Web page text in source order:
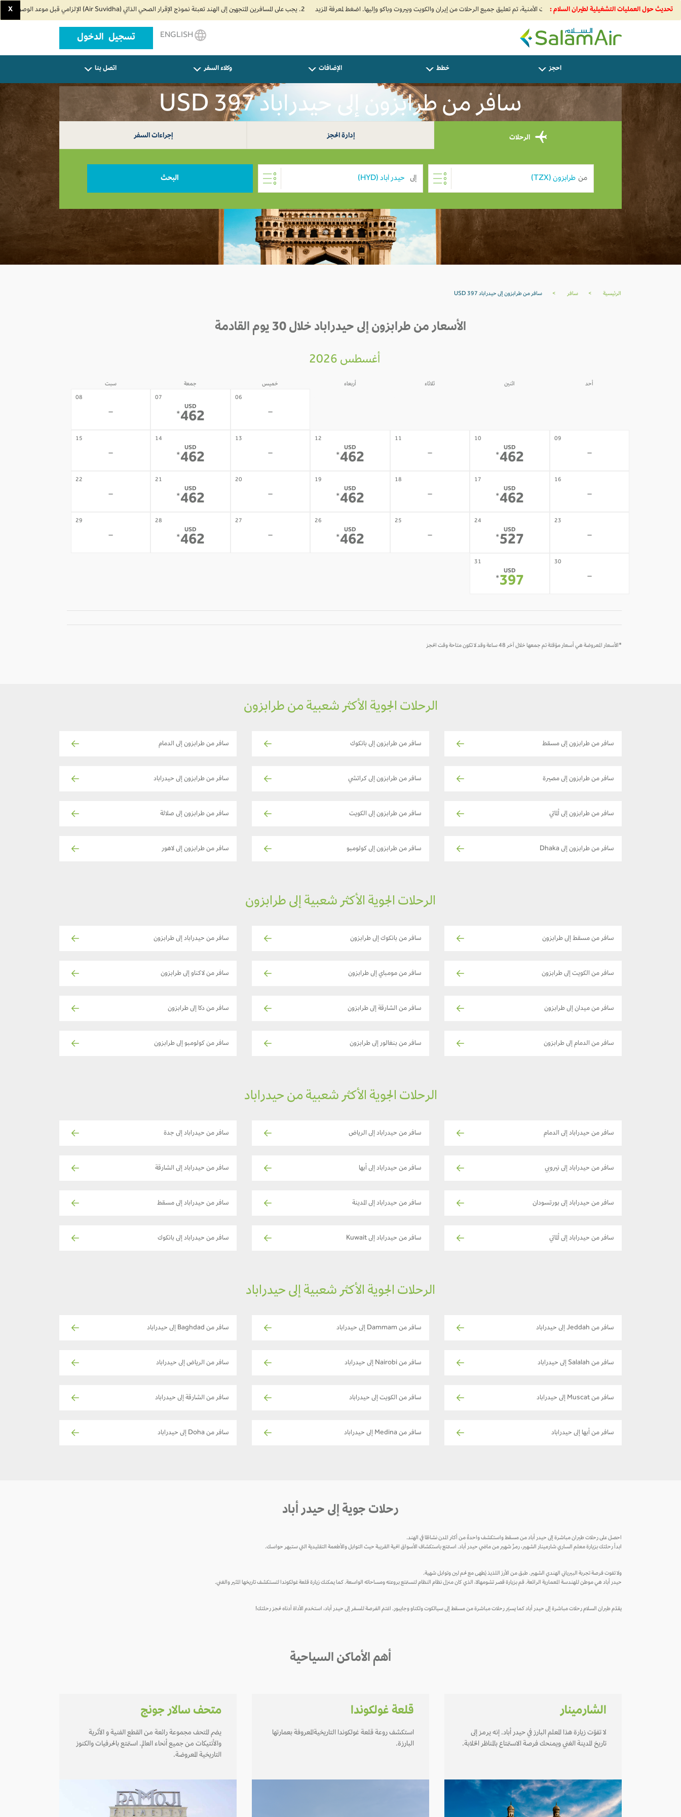
تحديث حول العمليات التشغيلية لطيران السلام : 2. يجب على المسافرين المتجهين إلى الهند تعبئة نموذج الإقرار الصحي الذاتي (Air Suvidha) الإلزامي قبل موعد الوصول بـ 24 ساعة على الأقل. اضغط هنا للدخول إلى بوابة Air Suvidha. X
SalamAir
تسجيل الدخول
احجز خطط الإضافات وكلاء السفر اتصل بنا
سافر من طرابزون إلى حيدراباد USD 397
الرحلات إدارة الحجز إجراءات السفر
من إلى البحث
الرئيسية > سافر > سافر من طرابزون إلى حيدراباد USD 397
الأسعار من طرابزون إلى حيدراباد خلال 30 يوم القادمة
أغسطس 2026
أحد اثنين ثلاثاء أربعاء خميس جمعة سبت
06
-
07
USD
462
*
08
-
09
-
10
USD
462
*
11
-
12
USD
462
*
13
-
14
USD
462
*
15
-
16
-
17
USD
462
*
18
-
19
USD
462
*
20
-
21
USD
462
*
22
-
23
-
24
USD
527
*
25
-
26
USD
462
*
27
-
28
USD
462
*
29
-
30
-
31
USD
397
*
*الأسعار المعروضة هي أسعار مؤقتة تم جمعها خلال آخر 48 ساعة وقد لا تكون متاحة وقت الحجز
الرحلات الجوية الأكثر شعبية من طرابزون
سافر من طرابزون إلى مسقط سافر من طرابزون إلى بانكوك سافر من طرابزون إلى الدمام
سافر من طرابزون إلى مصيرة سافر من طرابزون إلى كراتشي سافر من طرابزون إلى حيدراباد
سافر من طرابزون إلى ألماتي سافر من طرابزون إلى الكويت سافر من طرابزون إلى صلالة
سافر من طرابزون إلى Dhaka سافر من طرابزون إلى كولومبو سافر من طرابزون إلى لاهور
الرحلات الجوية الأكثر شعبية إلى طرابزون
سافر من مسقط إلى طرابزون سافر من بانكوك إلى طرابزون سافر من حيدراباد إلى طرابزون
سافر من الكويت إلى طرابزون سافر من مومباي إلى طرابزون سافر من لاكناو إلى طرابزون
سافر من ميدان إلى طرابزون سافر من الشارقة إلى طرابزون سافر من دكا إلى طرابزون
سافر من الدمام إلى طرابزون سافر من بنغالور إلى طرابزون سافر من كولومبو إلى طرابزون
الرحلات الجوية الأكثر شعبية من حيدراباد
سافر من حيدراباد إلى الدمام سافر من حيدراباد إلى الرياض سافر من حيدراباد إلى جدة
سافر من حيدراباد إلى نيروبي سافر من حيدراباد إلى أبها سافر من حيدراباد إلى الشارقة
سافر من حيدراباد إلى بورتسودان سافر من حيدراباد إلى المدينة سافر من حيدراباد إلى مسقط
سافر من حيدراباد إلى ألماتي سافر من حيدراباد إلى Kuwait سافر من حيدراباد إلى بانكوك
الرحلات الجوية الأكثر شعبية إلى حيدراباد
سافر من Jeddah إلى حيدراباد سافر من Dammam إلى حيدراباد سافر من Baghdad إلى حيدراباد
سافر من Salalah إلى حيدراباد سافر من Nairobi إلى حيدراباد سافر من الرياض إلى حيدراباد
سافر من Muscat إلى حيدراباد سافر من الكويت إلى حيدراباد سافر من الشارقة إلى حيدراباد
سافر من أبها إلى حيدراباد سافر من Medina إلى حيدراباد سافر من Doha إلى حيدراباد
رحلات جوية إلى حيدر أباد
احصل على رحلات طيران مباشرة إلى حيدر أباد من مسقط واستكشف واحدةً من أكثر المدن نشاطًا في الهند.
ابدأ رحلتك بزيارة معلم الساري شارمينار الشهير، رمزٌ شهير من ماضي حيدر أباد. استمتع باستكشاف الأسواق الحية القريبة حيث التوابل والأطعمة التقليدية التي ستبهر حواسك.
ولا تفوت فرصة تجربة البيرياني الهندي الشهير. طبق من الأرز اللذيذ يُطهى مع لحم لين وتوابل شهية.
حيدر أباد هي موطن للهندسة المعمارية الرائعة. قم بزيارة قصر تشومهالا، الذي كان منزل نظام النظام لتستمتع بروعته ومساحاته الواسعة. كما يمكنك زيارة قلعة غولكوندا لتستكشف تاريخها المثير والغني.
يقدّم طيران السلام رحلات مباشرة إلى حيدر أباد كما يسيّر رحلات مباشرة من مسقط إلى سيالكوت ولكناو وجايبور. اغتنم الفرصة للسفر إلى حيدر أباد، استخدم الأداة أدناه لحجز رحلتك!
أهم الأماكن السياحية
الشارمينار
لا تفوّت زيارة هذا المعلم البارز في حيدر أباد. إنه يرمز إلى
تاريخ المدينة الغني ويمنحك فرصة الاستمتاع بالمناظر الخلابة.
قلعة غولكوندا
استكشف روعة قلعة غولكوندا التاريخيةالمعروفة بعمارتها
البارزة.
متحف سالار جونج
يضم المتحف مجموعة رائعة من القطع الفنية و الأثرية
والأنتيكات من جميع أنحاء العالم. استمتع بالحرفيات والكنوز
التاريخية المعروضة.